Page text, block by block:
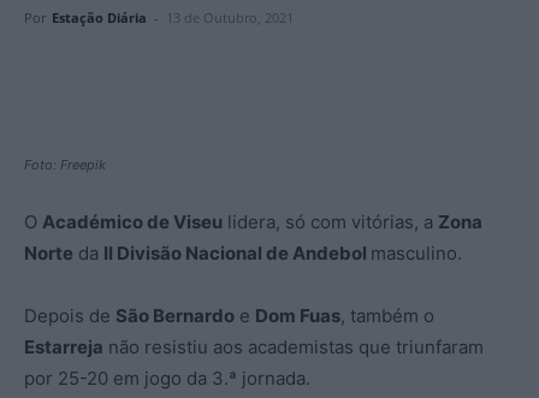
Por Estação Diária - 13 de Outubro, 2021
Foto: Freepik
O Académico de Viseu lidera, só com vitórias, a Zona
Norte da II Divisão Nacional de Andebol masculino.
Depois de São Bernardo e Dom Fuas, também o
Estarreja não resistiu aos academistas que triunfaram
por 25-20 em jogo da 3.ª jornada.